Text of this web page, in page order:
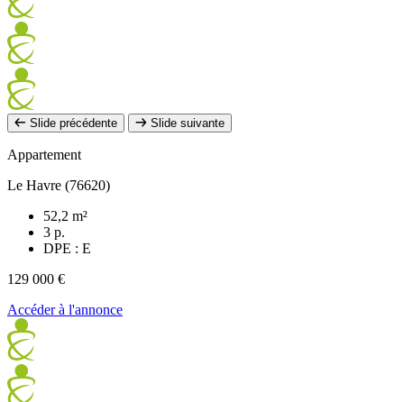
Slide précédente Slide suivante
Appartement
Le Havre (76620)
52,2 m²
3 p.
DPE : E
129 000 €
Accéder à l'annonce